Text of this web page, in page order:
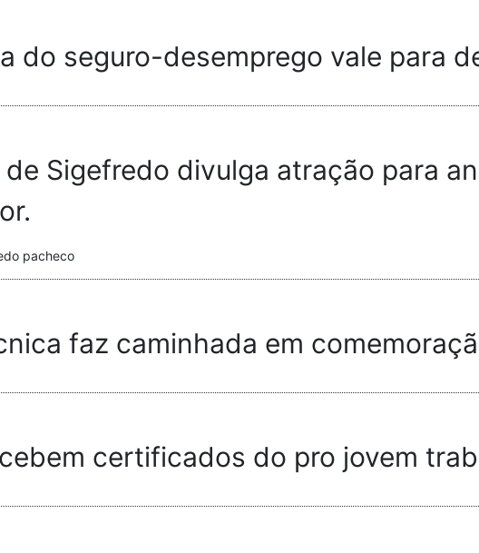
do seguro-desemprego vale para
de Sigefredo divulga atração para
pacheco
faz caminhada em
certificados do pro jovem